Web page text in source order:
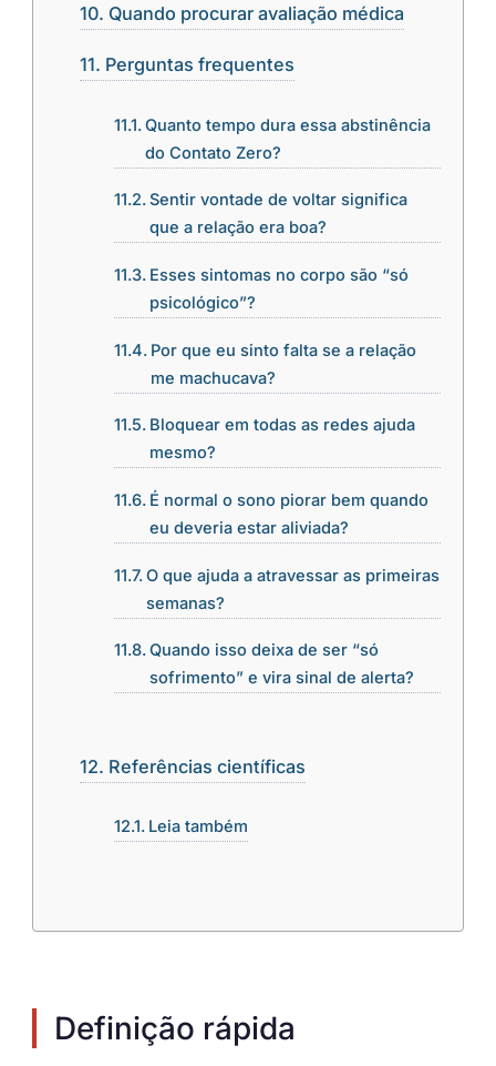
Quando procurar avaliação médica
Perguntas frequentes
Quanto tempo dura essa abstinência
do Contato Zero?
Sentir vontade de voltar significa
que a relação era boa?
Esses sintomas no corpo são “só
psicológico”?
Por que eu sinto falta se a relação
me machucava?
Bloquear em todas as redes ajuda
mesmo?
É normal o sono piorar bem quando
eu deveria estar aliviada?
O que ajuda a atravessar as primeiras
semanas?
Quando isso deixa de ser “só
sofrimento” e vira sinal de alerta?
Referências científicas
Leia também
Definição rápida